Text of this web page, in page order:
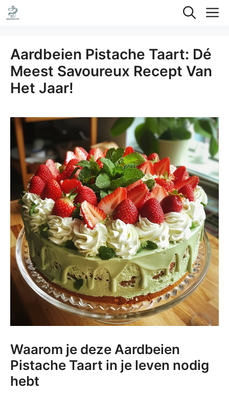
Ga
naar
inhoud
Aardbeien Pistache Taart: Dé
Meest Savoureux Recept Van
Het Jaar!
Waarom je deze Aardbeien
Pistache Taart in je leven nodig
hebt